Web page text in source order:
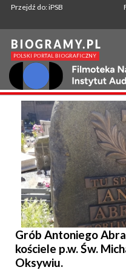
Przejdź do: iPSB
Grób Antoniego
kościele p.w. Św.
Oksywiu.